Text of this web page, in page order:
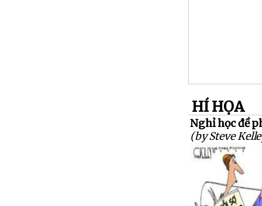
HÍ HỌA
Nghỉ học đề
(by Steve